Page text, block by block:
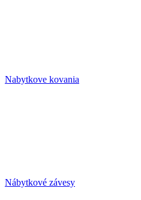
Nabytkove kovania
Nábytkové závesy